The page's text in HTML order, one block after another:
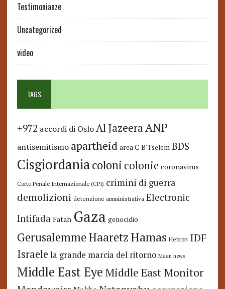
Testimonianze
Uncategorized
video
TAGS
+972 accordi di Oslo Al JazeeraANP
antisemitismo apartheid area C B'Tselem BDS
Cisgiordaniacoloni colonie coronavirus
Corte Penale Internazionale (CPI) crimini di guerra
demolizioni detenzione amministrativa Electronic
Intifada Fatah Gaza genocidio
GerusalemmeHaaretzHamas Hebron IDF
Israele la grande marcia del ritorno Maan news
Middle East Eye Middle East Monitor